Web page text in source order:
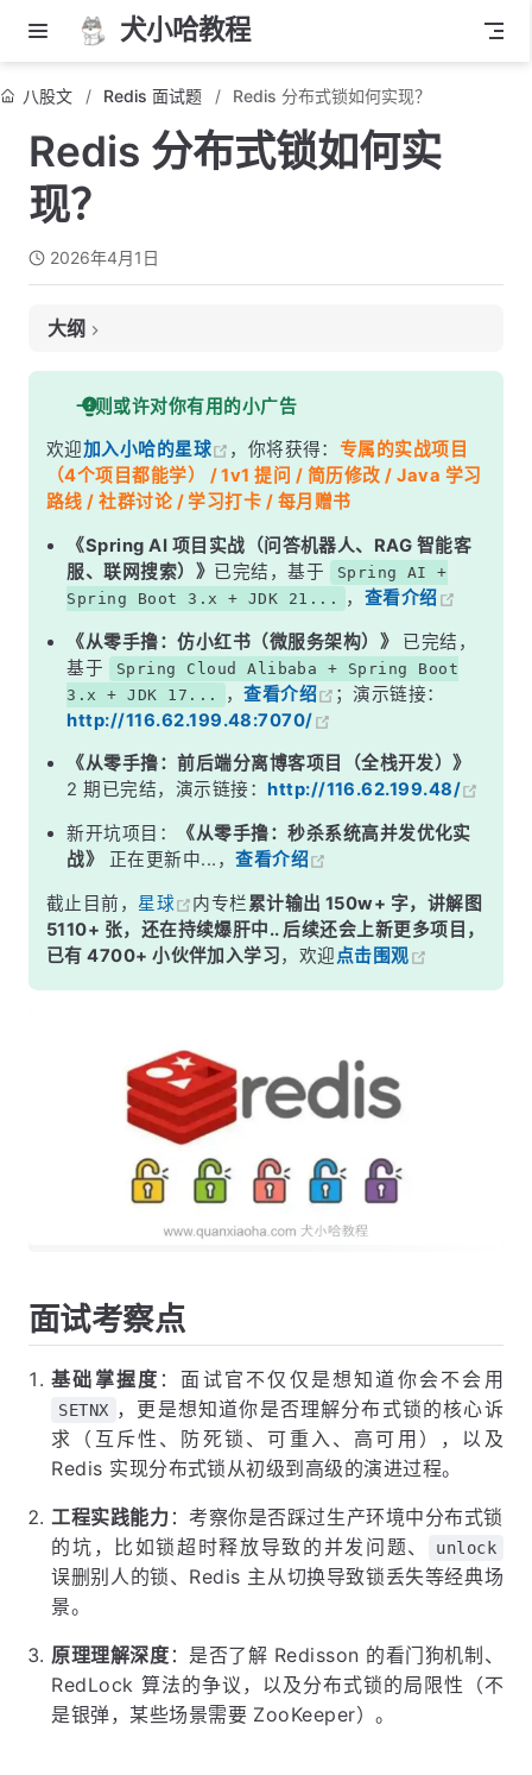
犬小哈教程
八股文 Redis 面试题 Redis 分布式锁如何实现？
Redis 分布式锁如何实
现？
2026年4月1日
大纲
面试考察点
核心答案
深度解析
一、为什么需要分布式锁？
二、初级实现：SETNX + EXPIRE（有缺陷）
三、中级实现：SET 原子命令 + Lua 释放
五、RedLock 算法（多节点方案）
面试高频追问
记忆口诀
总结
一则或许对你有用的小广告
欢迎加入小哈的星球 ，你将获得： 专属的实战项目
（4个项目都能学） / 1v1 提问 / 简历修改 / Java 学习
路线 / 社群讨论 / 学习打卡 / 每月赠书
《Spring AI 项目实战（问答机器人、RAG 智能客
服、联网搜索）》 已完结，基于
Spring AI +
Spring Boot 3.x + JDK 21...
， 查看介绍
《从零手撸：仿小红书（微服务架构）》
已完结，
基于
Spring Cloud Alibaba + Spring Boot
3.x + JDK 17...
，查看介绍
；演示链接：
http://116.62.199.48:7070/
《从零手撸：前后端分离博客项目（全栈开发）》
2 期已完结，演示链接： http://116.62.199.48/
新开坑项目：
《从零手撸：秒杀系统高并发优化实
战》
正在更新中...，查看介绍
截止目前， 星球 内专栏累计输出 150w+ 字，讲解图
5110+ 张，还在持续爆肝中.. 后续还会上新更多项目，
已有 4700+ 小伙伴加入学习，欢迎点击围观
面试考察点
基础掌握度 ：面试官不仅仅是想知道你会不会用
SETNX ，更是想知道你是否理解分布式锁的核心诉
求（互斥性、防死锁、可重入、高可用），以及
Redis 实现分布式锁从初级到高级的演进过程。
工程实践能力 ：考察你是否踩过生产环境中分布式锁
的坑，比如锁超时释放导致的并发问题、
unlock
误删别人的锁、Redis 主从切换导致锁丢失等经典场
景。
原理理解深度 ：是否了解 Redisson 的看门狗机制、
RedLock 算法的争议，以及分布式锁的局限性（不
是银弹，某些场景需要 ZooKeeper）。